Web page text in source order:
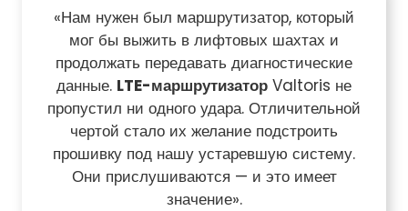
«Нам нужен был маршрутизатор, который
мог бы выжить в лифтовых шахтах и
продолжать передавать диагностические
данные. LTE-маршрутизатор Valtoris не
пропустил ни одного удара. Отличительной
чертой стало их желание подстроить
прошивку под нашу устаревшую систему.
Они прислушиваются — и это имеет
значение».